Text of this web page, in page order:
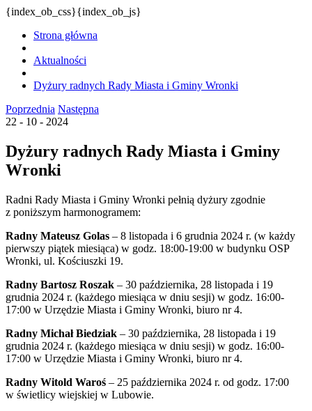
{index_ob_css}{index_ob_js}
Strona główna
Aktualności
Dyżury radnych Rady Miasta i Gminy Wronki
Poprzednia Następna
22 - 10 - 2024
Dyżury radnych Rady Miasta i Gminy
Wronki
Radni Rady Miasta i Gminy Wronki pełnią dyżury zgodnie
z poniższym harmonogramem:
Radny Mateusz Golas – 8 listopada i 6 grudnia 2024 r. (w każdy
pierwszy piątek miesiąca) w godz. 18:00-19:00 w budynku OSP
Wronki, ul. Kościuszki 19.
Radny Bartosz Roszak – 30 października, 28 listopada i 19
grudnia 2024 r. (każdego miesiąca w dniu sesji) w godz. 16:00-
17:00 w Urzędzie Miasta i Gminy Wronki, biuro nr 4.
Radny Michał Biedziak – 30 października, 28 listopada i 19
grudnia 2024 r. (każdego miesiąca w dniu sesji) w godz. 16:00-
17:00 w Urzędzie Miasta i Gminy Wronki, biuro nr 4.
Radny Witold Waroś – 25 października 2024 r. od godz. 17:00
w świetlicy wiejskiej w Lubowie.